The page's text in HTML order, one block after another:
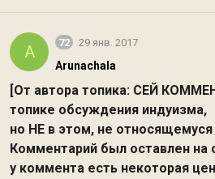
A 72 29 янв. 2017
Arunachala
[От автора топика: СЕЙ
топике обсуждения индуизма,
но НЕ в этом, не относящемуся
Комментарий был оставлен на
у коммента есть некоторая